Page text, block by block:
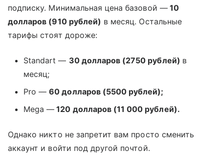
подписку. Минимальная цена базовой —10
долларов (910 рублей) в месяц. Остальные
тарифы стоят дороже:
Standart — 30 долларов (2750 рублей) в
месяц;
Pro —60 долларов (5500 рублей);
Mega — 120 долларов (11 000 рублей).
Однако никто не запретит вам просто сменить
аккаунт и войти под другой почтой.